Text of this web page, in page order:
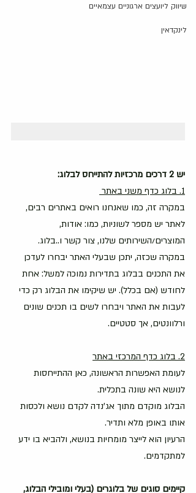
שיווק ליועצים ארגוניים עצמאיים
לינקדאין
יש 2 דרכים מרכזיות להתייחס לבלוג:
1. בלוג כדף משני באתר
במקרה זה, כמו שאנחנו רואים באתרים רבים,
לאתר יש מספר לשוניות, כמו: אודות,
המוצרים/השירותים שלנו, צור קשר ו..בלוג.
במקרה שכזה, יתכן שבעלי האתר יבחרו לעדכן
את התכנים בבלוג בתדירות נמוכה למשל: אחת
לחודש (אם בכלל). יש שיקימו את הבלוג רק כדי
לעבות את האתר ויבחרו לשים בו תכנים שונים
ורלוונטים, אך סטטיים.
2. בלוג כדף המרכזי באתר
לעומת האפשרות הראשונה, כאן ההתייחסות
לנושא היא שונה בתכלית.
הבלוג מוקדם מתוך אג'נדה לקדם נושא ולכסות
אותו באופן מלא ותדיר.
הרעיון הוא לייצר מומחיות בנושא, ולהביא בו ידע
למתקדמים.
קיימים סוגים של בלוגרים (בעלי ומובילי הבלוג,